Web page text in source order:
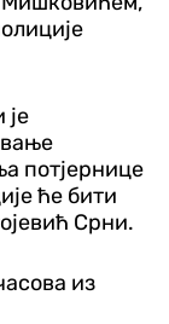
потјернице
ће бити
Срни.
из